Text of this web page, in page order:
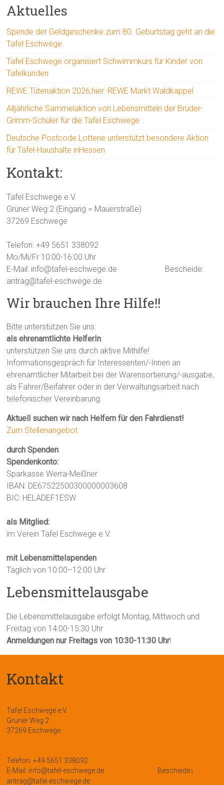
Aktuelles
Spende der Geldgeschenke zum 80. Geburtstag geht an die
Tafel Eschwege
Tafel Eschwege organisiert Schwimmkurs für Kinder von
Tafelkunden
REWE Tütenaktion 2026,hier: REWE Markt Waldkappel
Alljährliche Sammelaktion von Lebensmitteln der Brüder-
Grimm-Schüler für die Tafel Eschwege
Deutsche Postcode Lotterie unterstützt besondere Aktion
für Tafel-Haushalte inHessen
Kontakt:
Tafel Eschwege e.V.
Grüner Weg 2 (Eingang = Mauerstraße)
37269 Eschwege
Telefon: +49 5651 338092
Mo/Mi/Fr 10:00-16:00 Uhr
E-Mail: info@tafel-eschwege.de
Bescheide:
antrag@tafel-eschwege.de
Wir brauchen Ihre Hilfe!!
Bitte unterstützen Sie uns:
als ehrenamtlichte HelferIn:
unterstützen Sie uns durch aktive Mithilfe!
Informationsgespräch für Interessenten/-Innen an
ehrenamtlicher Mitarbeit bei der Warensortierung/-ausgabe,
als Fahrer/Beifahrer oder in der Verwaltungsarbeit nach
telefonischer Vereinbarung.
Aktuell suchen wir nach Helfern für den Fahrdienst!
Zum Stellenangebot
durch Spenden:
Spendenkonto:
Sparkasse Werra-Meißner
IBAN: DE67522500300000003608
BIC: HELADEF1ESW
als Mitglied:
im Verein Tafel Eschwege e.V.
mit Lebensmittelspenden
Täglich von 10:00–12:00 Uhr
Lebensmittelausgabe
Die Lebensmittelausgabe erfolgt Montag, Mittwoch und
Freitag von 14:00-15:30 Uhr
Anmeldungen nur Freitags von 10:30-11:30 Uhr!
Kontakt
Tafel Eschwege e.V.
Grüner Weg 2
37269 Eschwege
Telefon: +49 5651 338092
E-Mail: info@tafel-eschwege.de
Bescheide:
antrag@tafel-eschwege.de